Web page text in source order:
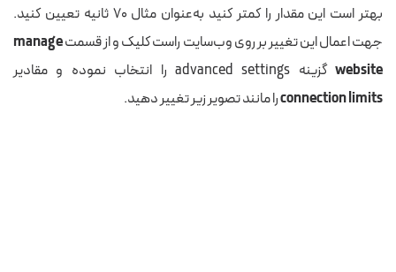
بهتر است این مقدار را کمتر کنید به‌عنوان مثال ۷۰ ثانیه تعیین کنید.
جهت اعمال این تغییر بر روی وب‌سایت راست کلیک و از قسمتmanage
website گزینه advanced settings را انتخاب نموده و مقادیر
connection limitsرا مانند تصویر زیر تغییر دهید.